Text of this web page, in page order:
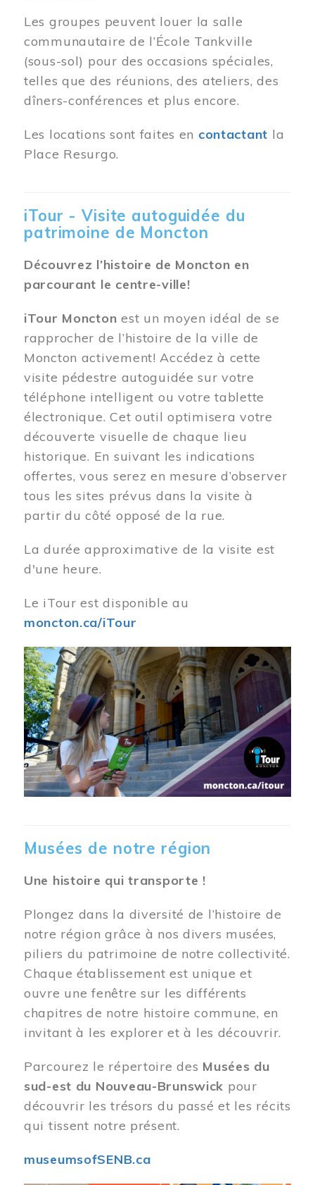
Les groupes peuvent louer la salle
communautaire de l’École Tankville
(sous-sol) pour des occasions spéciales,
telles que des réunions, des ateliers, des
dîners-conférences et plus encore.
Les locations sont faites en contactant la
Place Resurgo.
iTour - Visite autoguidée du
patrimoine de Moncton
Découvrez l’histoire de Moncton en
parcourant le centre-ville!
iTour Moncton est un moyen idéal de se
rapprocher de l’histoire de la ville de
Moncton activement! Accédez à cette
visite pédestre autoguidée sur votre
téléphone intelligent ou votre tablette
électronique. Cet outil optimisera votre
découverte visuelle de chaque lieu
historique. En suivant les indications
offertes, vous serez en mesure d’observer
tous les sites prévus dans la visite à
partir du côté opposé de la rue.
La durée approximative de la visite est
d'une heure.
Le iTour est disponible au
moncton.ca/iTour
Musées de notre région
Une histoire qui transporte !
Plongez dans la diversité de l’histoire de
notre région grâce à nos divers musées,
piliers du patrimoine de notre collectivité.
Chaque établissement est unique et
ouvre une fenêtre sur les différents
chapitres de notre histoire commune, en
invitant à les explorer et à les découvrir.
Parcourez le répertoire des Musées du
sud-est du Nouveau-Brunswick pour
découvrir les trésors du passé et les récits
qui tissent notre présent.
museumsofSENB.ca